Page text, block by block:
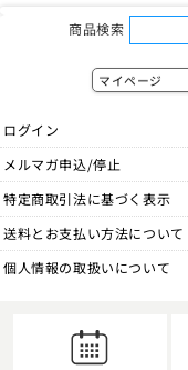
商品検索
マイページ
ログイン
メルマガ申込/停止
特定商取引法に基づく表示
送料とお支払い方法について
個人情報の取扱いについて